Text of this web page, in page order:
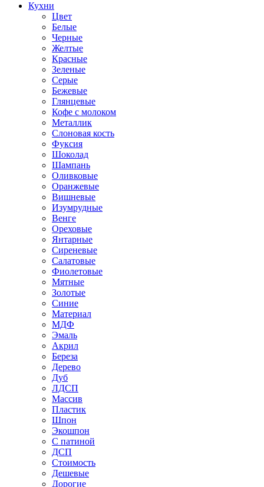
Кухни
Цвет
Белые
Черные
Желтые
Красные
Зеленые
Серые
Бежевые
Глянцевые
Кофе с молоком
Металлик
Слоновая кость
Фуксия
Шоколад
Шампань
Оливковые
Оранжевые
Вишневые
Изумрудные
Венге
Ореховые
Янтарные
Сиреневые
Салатовые
Фиолетовые
Мятные
Золотые
Синие
Материал
МДФ
Эмаль
Акрил
Береза
Дерево
Дуб
ЛДСП
Массив
Пластик
Шпон
Экошпон
С патиной
ДСП
Стоимость
Дешевые
Дорогие